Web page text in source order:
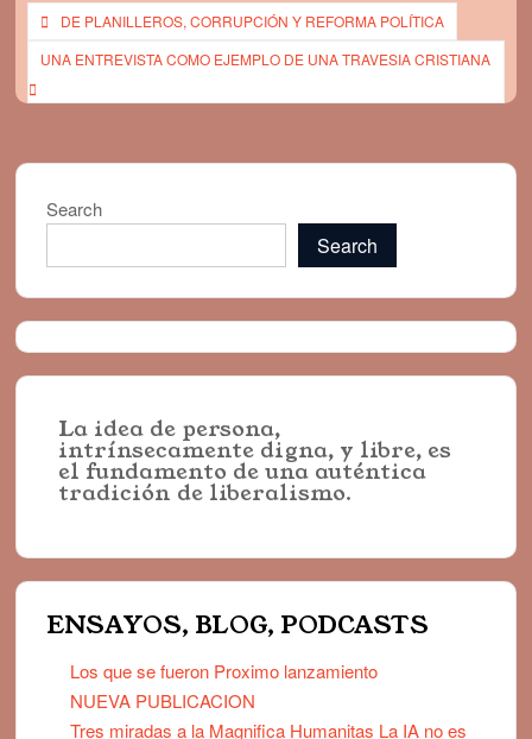
Post
navigation
DE PLANILLEROS, CORRUPCIÓN Y REFORMA POLÍTICA
UNA ENTREVISTA COMO EJEMPLO DE UNA TRAVESIA CRISTIANA
Search
Search
La idea de persona,
intrínsecamente digna, y libre, es
el fundamento de una auténtica
tradición de liberalismo.
ENSAYOS, BLOG, PODCASTS
Los que se fueron Proximo lanzamiento
NUEVA PUBLICACION
Tres miradas a la Magnifica Humanitas La IA no es